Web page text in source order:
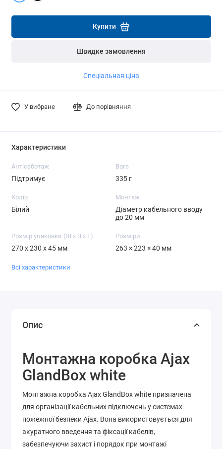
Купити
Швидке замовлення
Спеціальная ціна
У вибране До порівняння
Характеристики
Антісаботаж
Підтримує
Вага
335 г
Колір
Білий
Монтаж
Діаметр кабельного вводу
до 20 мм
Розмір упаковки (Ш х В х Г)
270 x 230 x 45 мм
Розміри
263 × 223 × 40 мм
Всі характеристики
Опис
Монтажна коробка Ajax
GlandBox white
Монтажна коробка Ajax GlandBox white призначена
для організації кабельних підключень у системах
пожежної безпеки Ajax. Вона використовується для
акуратного введення та фіксації кабелів,
забезпечуючи захист і порядок при монтажі